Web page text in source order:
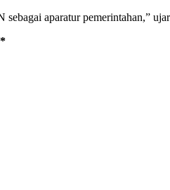
aparatur pemerintahan,”